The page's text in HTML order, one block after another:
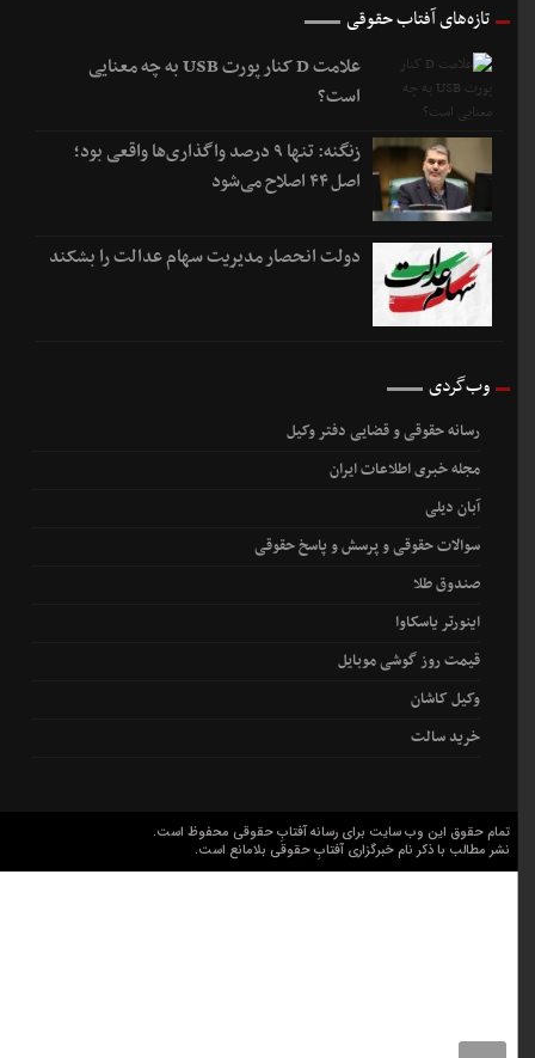
تازه‌های آفتاب حقوقی
علامت D کنار پورت USB به چه معنایی
است؟
زنگنه: تنها ۹ درصد واگذاری‌ها واقعی بود؛
اصل ۴۴ اصلاح می‌شود
دولت انحصار مدیریت سهام عدالت را بشکند
وب‌گردی
رسانه حقوقی و قضایی دفتر وکیل
مجله خبری اطلاعات ایران
آبان دیلی
سوالات حقوقی و پرسش و پاسخ حقوقی
صندوق طلا
اینورتر یاسکاوا
قیمت روز گوشی موبایل
وکیل کاشان
خرید سالت
تمام حقوق این وب سایت برای رسانه آفتابِ حقوقی محفوظ است.
نشر مطالب با ذکر نام خبرگزاری آفتابِ حقوقی بلامانع است.